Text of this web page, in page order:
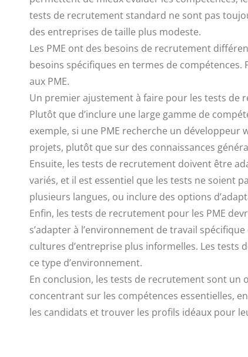
tests de recrutement standard ne sont pas
des entreprises de taille plus modeste.
Les PME ont des besoins de recrutement
besoins spécifiques en termes de
aux PME.
Un premier ajustement à faire pour les tests de
Plutôt que d’inclure une large gamme de
exemple, si une PME recherche un
projets, plutôt que sur des connaissances
Ensuite, les tests de recrutement doivent être
variés, et il est essentiel que les tests ne soient
plusieurs langues, ou inclure des options
Enfin, les tests de recrutement pour les PME
s’adapter à l’environnement de travail
cultures d’entreprise plus informelles. Les tests
ce type d’environnement.
En conclusion, les tests de recrutement sont un
concentrant sur les compétences essentielles,
les candidats et trouver les profils idéaux pour